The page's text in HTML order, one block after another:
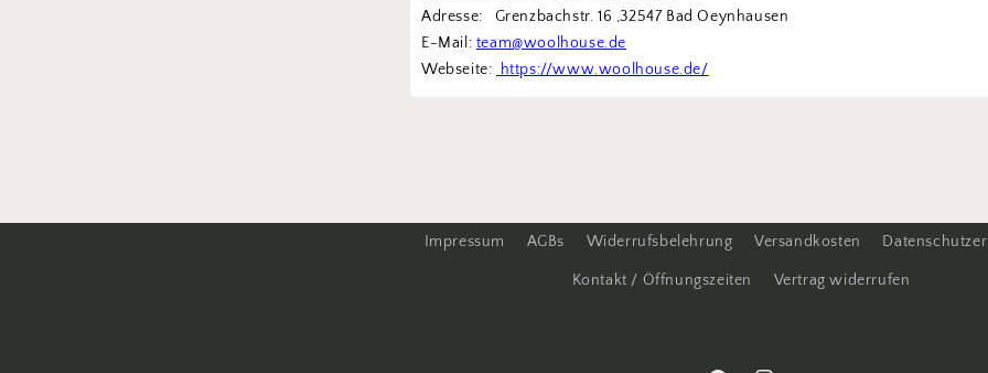
Adresse:   Grenzbachstr. 16 ,32547 Bad Oeynhausen
E-Mail: team@woolhouse.de
Webseite:
https://www.woolhouse.de/
Impressum AGBs Widerrufsbelehrung Versandkosten
Kontakt / Öffnungszeiten Vertrag widerrufen